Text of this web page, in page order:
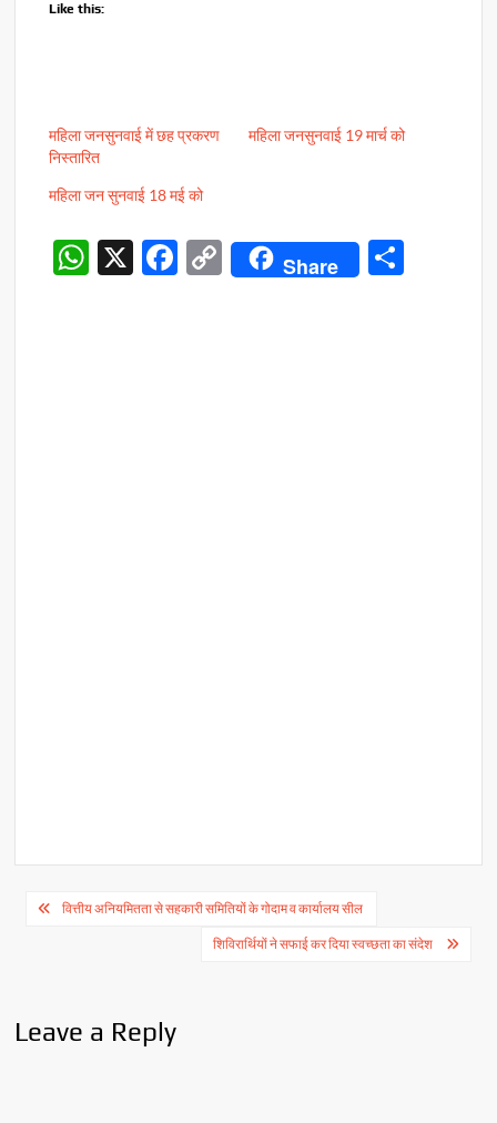
Like this:
महिला जनसुनवाई में छह प्रकरण
निस्तारित
महिला जनसुनवाई 19 मार्च को
महिला जन सुनवाई 18 मई को
W X
F
C
Share
Postवित्तीय अनियमितता से सहकारी समितियों के गोदाम व कार्यालय सील
शिविरार्थियों ने सफाई कर दिया स्वच्छता का संदेश
Leave a Reply